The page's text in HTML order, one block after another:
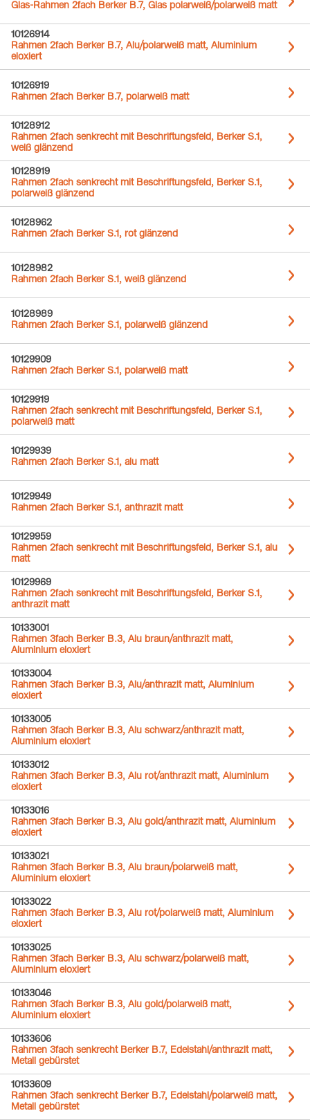
Glas-Rahmen 2fach Berker B.7, Glas polarweiß/polarweiß matt
10126914
Rahmen 2fach Berker B.7, Alu/polarweiß matt, Aluminium
eloxiert
10126919
Rahmen 2fach Berker B.7, polarweiß matt
10128912
Rahmen 2fach senkrecht mit Beschriftungsfeld, Berker S.1,
weiß glänzend
10128919
Rahmen 2fach senkrecht mit Beschriftungsfeld, Berker S.1,
polarweiß glänzend
10128962
Rahmen 2fach Berker S.1, rot glänzend
10128982
Rahmen 2fach Berker S.1, weiß glänzend
10128989
Rahmen 2fach Berker S.1, polarweiß glänzend
10129909
Rahmen 2fach Berker S.1, polarweiß matt
10129919
Rahmen 2fach senkrecht mit Beschriftungsfeld, Berker S.1,
polarweiß matt
10129939
Rahmen 2fach Berker S.1, alu matt
10129949
Rahmen 2fach Berker S.1, anthrazit matt
10129959
Rahmen 2fach senkrecht mit Beschriftungsfeld, Berker S.1, alu
matt
10129969
Rahmen 2fach senkrecht mit Beschriftungsfeld, Berker S.1,
anthrazit matt
10133001
Rahmen 3fach Berker B.3, Alu braun/anthrazit matt,
Aluminium eloxiert
10133004
Rahmen 3fach Berker B.3, Alu/anthrazit matt, Aluminium
eloxiert
10133005
Rahmen 3fach Berker B.3, Alu schwarz/anthrazit matt,
Aluminium eloxiert
10133012
Rahmen 3fach Berker B.3, Alu rot/anthrazit matt, Aluminium
eloxiert
10133016
Rahmen 3fach Berker B.3, Alu gold/anthrazit matt, Aluminium
eloxiert
10133021
Rahmen 3fach Berker B.3, Alu braun/polarweiß matt,
Aluminium eloxiert
10133022
Rahmen 3fach Berker B.3, Alu rot/polarweiß matt, Aluminium
eloxiert
10133025
Rahmen 3fach Berker B.3, Alu schwarz/polarweiß matt,
Aluminium eloxiert
10133046
Rahmen 3fach Berker B.3, Alu gold/polarweiß matt,
Aluminium eloxiert
10133606
Rahmen 3fach senkrecht Berker B.7, Edelstahl/anthrazit matt,
Metall gebürstet
10133609
Rahmen 3fach senkrecht Berker B.7, Edelstahl/polarweiß matt,
Metall gebürstet